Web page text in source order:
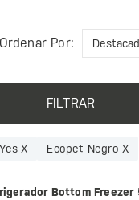
Ordenar Por:
FILTRAR
Yes X Ecopet Negro X
Bottom Freezer